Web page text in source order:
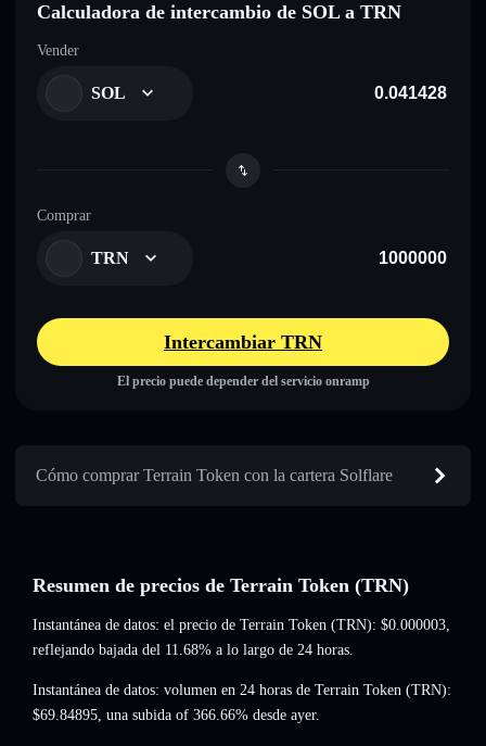
Calculadora de intercambio de SOL a TRN
Vender
SOL
Comprar
TRN
Intercambiar TRN
El precio puede depender del servicio onramp
Cómo comprar Terrain Token con la cartera Solflare
Resumen de precios de Terrain Token (TRN)
Instantánea de datos: el precio de Terrain Token (TRN): $0.000003,
reflejando bajada del 11.68% a lo largo de 24 horas.
Instantánea de datos: volumen en 24 horas de Terrain Token (TRN):
$69.84895, una subida of 366.66% desde ayer.